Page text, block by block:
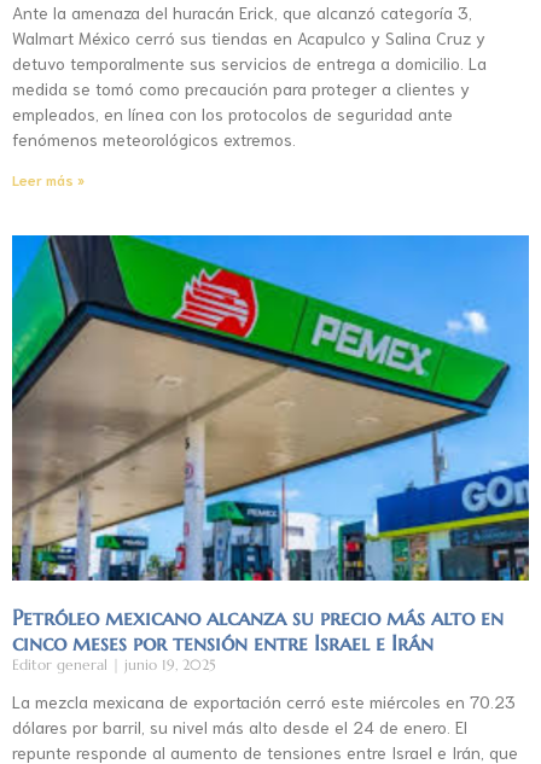
Ante la amenaza del huracán Erick, que alcanzó categoría 3,
Walmart México cerró sus tiendas en Acapulco y Salina Cruz y
detuvo temporalmente sus servicios de entrega a domicilio. La
medida se tomó como precaución para proteger a clientes y
empleados, en línea con los protocolos de seguridad ante
fenómenos meteorológicos extremos.
Leer más »
Petróleo mexicano alcanza su precio más alto en
cinco meses por tensión entre Israel e Irán
Editor general junio 19, 2025
La mezcla mexicana de exportación cerró este miércoles en 70.23
dólares por barril, su nivel más alto desde el 24 de enero. El
repunte responde al aumento de tensiones entre Israel e Irán, que